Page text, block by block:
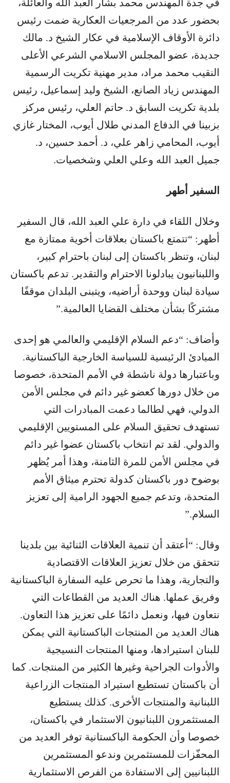
في جدة المهندس محمد بشار العبد الله والعائلة،
بحضور عدد من المرجعيات العكارية ضمت رئيس
دائرة الأوقاف الإسلامية في عكار الشيخ د. مالك
جديدة، عضو المجلس الاسلامي الشرعي الأعلى
النقيب محمد مراد، مدير مهنية تكريت الرسمية
المهندس زياد الصانع، الشيخ وليد إسماعيل، رئيس
بلدية تكريت السابق د. حاتم العلي، رئيس مركز
بزبينا في الدفاع المدني طلال أيوب، المختار غازي
أيوب، المحامي زاهر علي، د. أحمد حسين، د.
جميل العبد الله وعلي العلي وشخصيات.
السفير أطهر
وخلال اللقاء في دارة علي العبد الله، قال السفير
أطهر: “تتمتع باكستان بعلاقات أخوية ممتازة مع
لبنان، وتنظر باكستان إلى لبنان باحترام كبير،
واللبنانيون يبادلونا الاحترام والتقدير. تدعم باكستان
سيادة لبنان ووحدة أراضيه، ويتبنى البلدان موقفًا
مشتركًا بشأن مختلف القضايا العالمية.”
وأضاف: “دعم السلام الإقليمي والعالمي هو إحدى
المبادئ الرئيسية للسياسة الخارجية الباكستانية.
وباعتبارها دولة ناشطة في الأمم المتحدة، خصوصا
من خلال دورها كعضو غير دائم في مجلس الأمن
الدولي، فهي لطالما دعمت المبادرات التي
تستهدف تحقيق السلام على المستويين الإقليمي
والدولي. لقد تم انتخاب باكستان عضوا غير دائم
في مجلس الأمن للمرة الثامنة، وهذا أمر يُظهر
بوضوح دور باكستان كدولة تحترم ميثاق الأمم
المتحدة، وتدعم جميع الجهود الرامية إلى تعزيز
السلام.”
وقال: “أعتقد أن تنمية العلاقات الثنائية بين بلدينا
تتحقق من خلال تعزيز العلاقات الاقتصادية
والتجارية، وهذا ما تحرص عليه السفارة الباكستانية
وفريق عملها. هناك العديد من القطاعات التي
نتعاون فيها، ونعمل دائمًا على تعزيز هذا التعاون.
هناك العديد من المنتجات الباكستانية التي يمكن
للبنان استيرادها، ومنها المنتجات النسيجية
والأدوات الجراحية وغيرها الكثير من المنتجات. كما
أن باكستان تستطيع استيراد المنتجات الزراعية
اللبنانية والمنتجات الأخرى. كذلك يستطيع
المستثمرون اللبنانيون الاستثمار في باكستان،
خصوصا وأن الحكومة الباكستانية توفر العديد من
المحفّزات للمستثمرين وندعو المستثمرين
اللبنانيين إلى الاستفادة من الفرص الاستثمارية